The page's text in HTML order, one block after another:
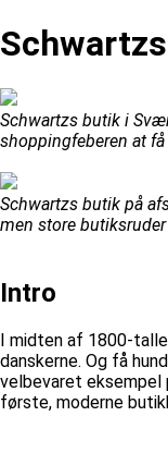
Schwartzs butik i
shoppingfeberen at
Schwartzs butik på
men store butiksruder
Intro
I midten af 1800-
danskerne. Og få
velbevaret eksempel
første, moderne